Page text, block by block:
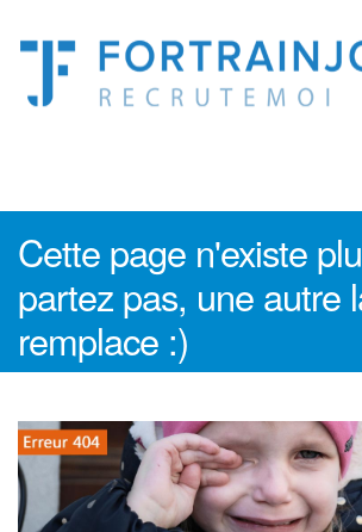
Cette page n'existe
partez pas, une autre
remplace :)